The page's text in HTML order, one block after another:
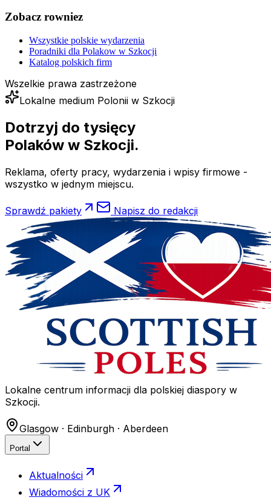
Zobacz rowniez
Wszystkie polskie wydarzenia
Poradniki dla Polakow w Szkocji
Katalog polskich firm
Wszelkie prawa zastrzeżone
Lokalne medium Polonii w Szkocji
Dotrzyj do tysięcy
Polaków w Szkocji.
Reklama, oferty pracy, wydarzenia i wpisy firmowe -
wszystko w jednym miejscu.
Sprawdź pakiety Napisz do redakcji
Lokalne centrum informacji dla polskiej diaspory w
Szkocji.
Glasgow · Edinburgh · Aberdeen
Portal
Aktualności
Wiadomości z UK